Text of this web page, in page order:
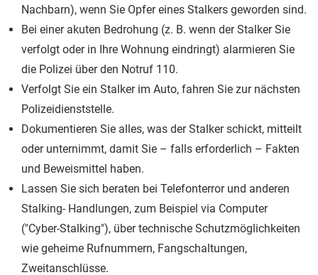
Nachbarn), wenn Sie Opfer eines Stalkers geworden sind.
Bei einer akuten Bedrohung (z. B. wenn der Stalker Sie
verfolgt oder in Ihre Wohnung eindringt) alarmieren Sie
die Polizei über den Notruf 110.
Verfolgt Sie ein Stalker im Auto, fahren Sie zur nächsten
Polizeidienststelle.
Dokumentieren Sie alles, was der Stalker schickt, mitteilt
oder unternimmt, damit Sie – falls erforderlich – Fakten
und Beweismittel haben.
Lassen Sie sich beraten bei Telefonterror und anderen
Stalking- Handlungen, zum Beispiel via Computer
("Cyber-Stalking"), über technische Schutzmöglichkeiten
wie geheime Rufnummern, Fangschaltungen,
Zweitanschlüsse.